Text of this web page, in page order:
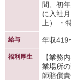
間、初
に入社
上） ・
給与 年収419
福利厚生
【業務
業場所
師賠償